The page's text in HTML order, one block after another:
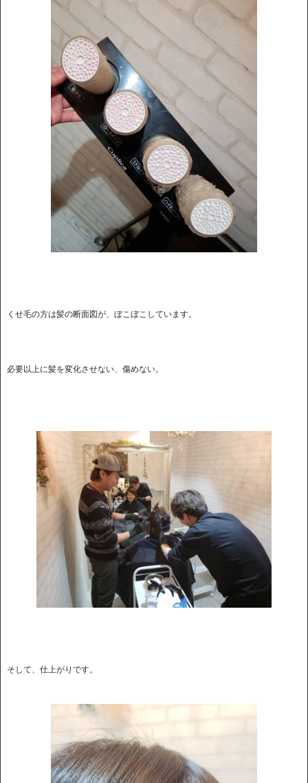
くせ毛の方は髪の断面図が、ぼこぼこしています。
必要以上に髪を変化させない、傷めない。
そして、仕上がりです。